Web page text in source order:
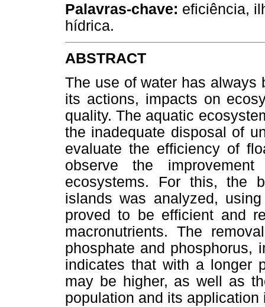
Palavras-chave: eficiência,
hídrica.
ABSTRACT
The use of water has always
its actions, impacts on
quality. The aquatic
the inadequate disposal of
evaluate the efficiency of
observe the
ecosystems. For this, the
islands was analyzed,
proved to be efficient and
macronutrients. The
phosphate and phosphorus,
indicates that with a longer
may be higher, as well as
population and its